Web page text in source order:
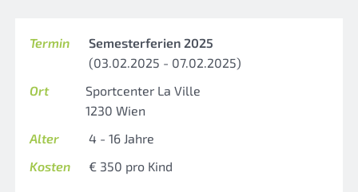
Termin
Semesterferien 2025
(03.02.2025 - 07.02.2025)
Ort
Sportcenter La Ville
1230 Wien
Alter
4 - 16 Jahre
Kosten
€ 350 pro Kind